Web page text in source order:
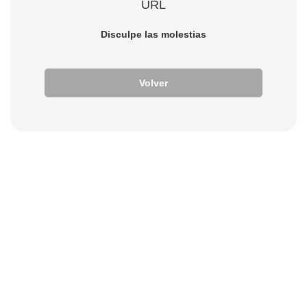
URL
Disculpe las molestias
Volver